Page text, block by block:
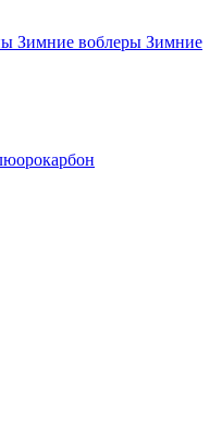
Зимние воблеры Зимние